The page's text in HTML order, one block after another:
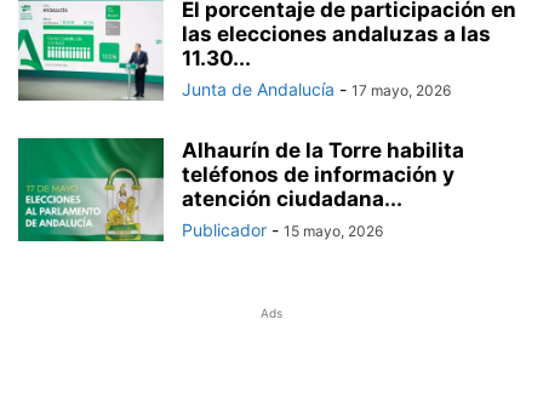
El porcentaje de participación en
las elecciones andaluzas a las
11.30...
Junta de Andalucía - 17 mayo, 2026
Alhaurín de la Torre habilita
teléfonos de información y
atención ciudadana...
Publicador - 15 mayo, 2026
Ads